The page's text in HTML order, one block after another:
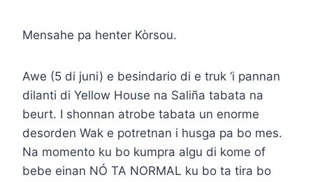
Mensahe pa henter Kòrsou.
Awe (5 di juni) e besindario di e truk ‘i pannan
dilanti di Yellow House na Saliña tabata na
beurt. I shonnan atrobe tabata un enorme
desorden Wak e potretnan i husga pa bo mes.
Na momento ku bo kumpra algu di kome of
bebe einan NÓ TA NORMAL ku bo ta tira bo